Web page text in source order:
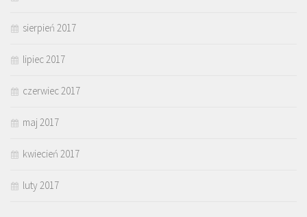
sierpień 2017
lipiec 2017
czerwiec 2017
maj 2017
kwiecień 2017
luty 2017